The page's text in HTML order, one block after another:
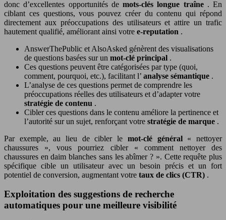
donc d’excellentes opportunités de mots-clés longue traîne . En
ciblant ces questions, vous pouvez créer du contenu qui répond
directement aux préoccupations des utilisateurs et attire un trafic
hautement qualifié, améliorant ainsi votre e-reputation .
AnswerThePublic et AlsoAsked génèrent des visualisations
de questions basées sur un mot-clé principal .
Ces questions peuvent être catégorisées par type (quoi,
comment, pourquoi, etc.), facilitant l’ analyse sémantique .
L’analyse de ces questions permet de comprendre les
préoccupations réelles des utilisateurs et d’adapter votre
stratégie de contenu .
Cibler ces questions dans le contenu améliore la pertinence et
l’autorité sur un sujet, renforçant votre stratégie de marque .
Par exemple, au lieu de cibler le mot-clé général « nettoyer
chaussures », vous pourriez cibler « comment nettoyer des
chaussures en daim blanches sans les abîmer ? ». Cette requête plus
spécifique cible un utilisateur avec un besoin précis et un fort
potentiel de conversion, augmentant votre taux de clics (CTR) .
Exploitation des suggestions de recherche
automatiques pour une meilleure visibilité